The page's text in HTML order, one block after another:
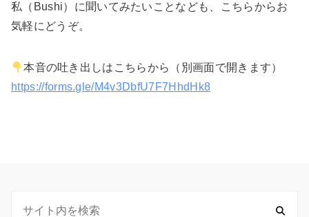
私（Bushi）に聞いてみたいことなども、こちらからお
気軽にどうぞ。
本音の吐き出しはこちらから（別画面で開きます）
https://forms.gle/M4v3DbfU7F7HhdHk8